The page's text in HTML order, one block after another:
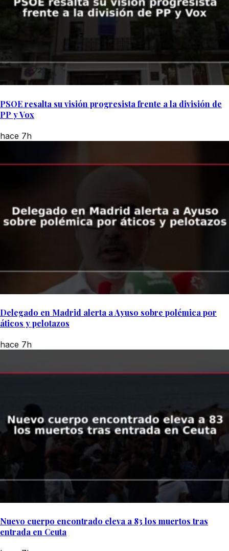
PSOE resalta su visión progresista frente a la división de
PP y Vox
hace 7h
Delegado en Madrid alerta a Ayuso sobre polémica por
áticos y pelotazos
hace 7h
Nuevo cuerpo encontrado eleva a 83 los muertos tras
entrada en Ceuta